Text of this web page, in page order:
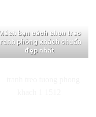
Mách bạn cách chọn treo
phòng khách chuẩn
đẹp nhất